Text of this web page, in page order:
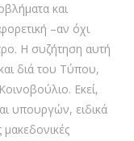
και
–αν όχι
Η συζήτηση αυτή
διά του Τύπου,
Εκεί,
υπουργών, ειδικά